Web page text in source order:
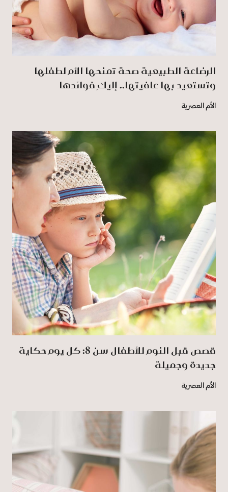
الرضاعة الطبيعية صحة تمنحها الأم لطفلها
وتستعيد بها عافيتها.. إليكِ فوائدها
الأم العصرية
قصص قبل النوم للأطفال سن 8: كل يوم حكاية
جديدة وجميلة
الأم العصرية